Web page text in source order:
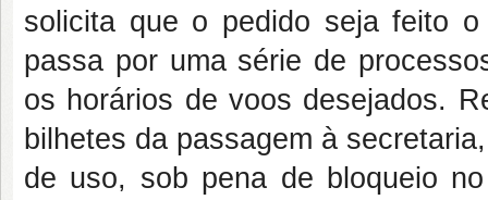
solicita que o pedido seja feito
passa por uma série de
os horários de voos desejados.
bilhetes da passagem à
de uso, sob pena de bloqueio